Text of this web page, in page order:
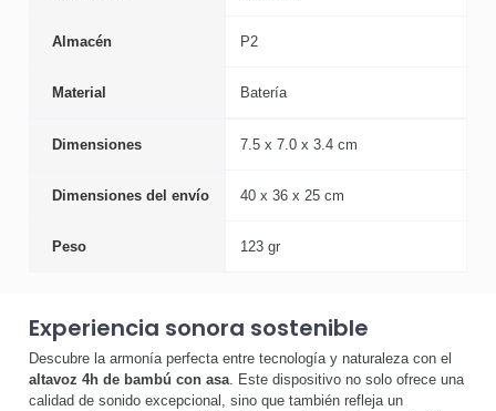
Almacén P2
Material Batería
Dimensiones 7.5 x 7.0 x 3.4 cm
Dimensiones del envío 40 x 36 x 25 cm
Peso 123 gr
Experiencia sonora sostenible
Descubre la armonía perfecta entre tecnología y naturaleza con el
altavoz 4h de bambú con asa. Este dispositivo no solo ofrece una
calidad de sonido excepcional, sino que también refleja un